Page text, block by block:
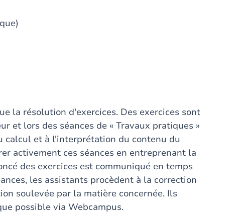
la résolution d'exercices. Des exercices sont
et lors des séances de « Travaux pratiques »
calcul et à l'interprétation du contenu du
activement ces séances en entreprenant la
des exercices est communiqué en temps
les assistants procèdent à la correction
soulevée par la matière concernée. Ils
possible via Webcampus.